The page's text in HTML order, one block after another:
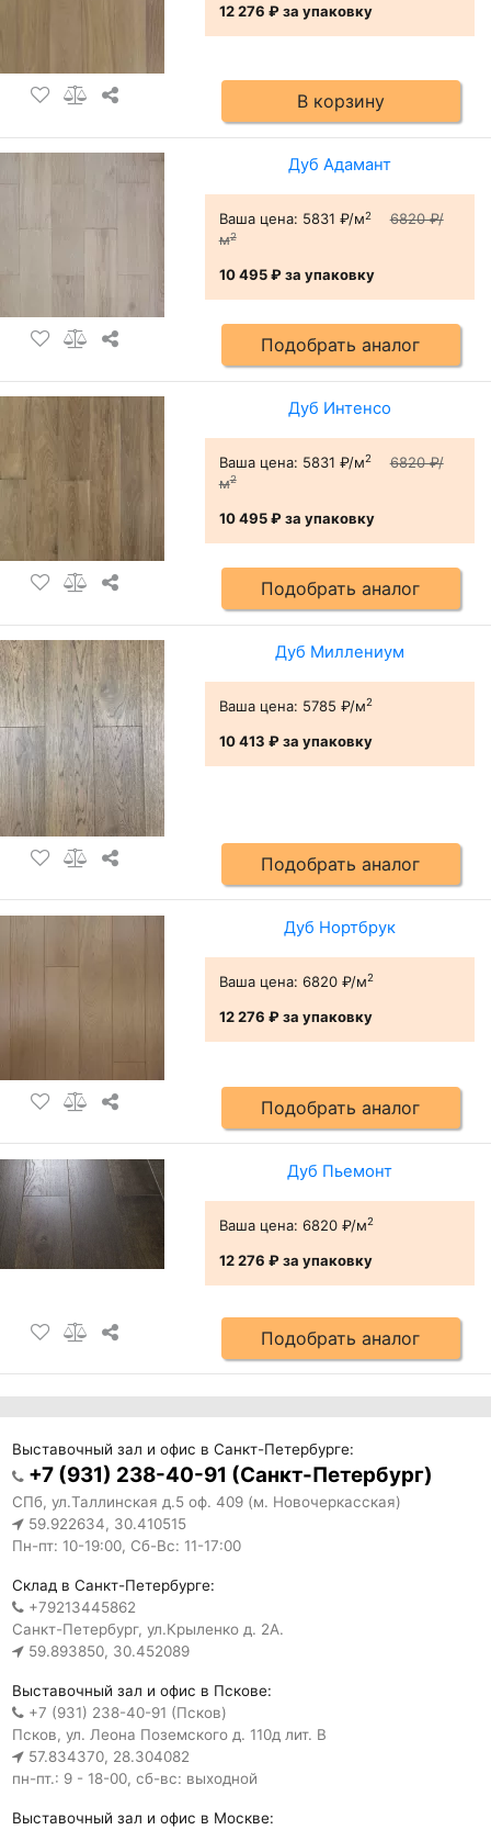
12 276 ₽за упаковку
В корзину
Дуб Адамант
Ваша цена: 5831 ₽/м2
6820 ₽/
м2
10 495 ₽за упаковку
Подобрать аналог
Дуб Интенсо
Ваша цена: 5831 ₽/м2
6820 ₽/
м2
10 495 ₽за упаковку
Подобрать аналог
Дуб Миллениум
Ваша цена: 5785 ₽/м2
10 413 ₽за упаковку
Подобрать аналог
Дуб Нортбрук
Ваша цена: 6820 ₽/м2
12 276 ₽за упаковку
Подобрать аналог
Дуб Пьемонт
Ваша цена: 6820 ₽/м2
12 276 ₽за упаковку
Подобрать аналог
Выставочный зал и офис в Санкт-Петербурге:
+7 (931) 238-40-91 (Санкт-Петербург)
СПб, ул.Таллинская д.5 оф. 409 (м. Новочеркасская)
59.922634, 30.410515
Пн-пт: 10-19:00, Сб-Вс: 11-17:00
Склад в Санкт-Петербурге:
+79213445862
Санкт-Петербург, ул.Крыленко д. 2А.
59.893850, 30.452089
Выставочный зал и офис в Пскове:
+7 (931) 238-40-91 (Псков)
Псков, ул. Леона Поземского д. 110д лит. В
57.834370, 28.304082
пн-пт.: 9 - 18-00, сб-вс: выходной
Выставочный зал и офис в Москве: